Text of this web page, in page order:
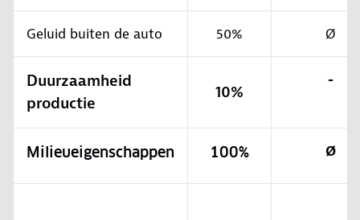
Geluid buiten de auto 50% Ø
Duurzaamheid
productie
10%
-
Milieueigenschappen 100% Ø